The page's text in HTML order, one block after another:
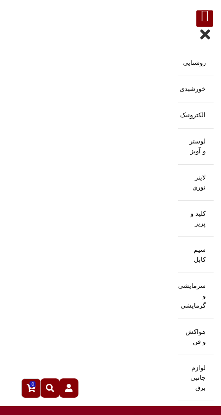
روشنایی
خورشیدی
الکترونیک
لوستر
و آویز
لاینر
نوری
کلید و
پریز
سیم
کابل
سرمایشی
و
گرمایشی
هواکش
و فن
لوازم
جانبی
برق
0